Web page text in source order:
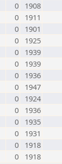
0
1908
0
1911
0
1901
0
1925
0
1939
0
1939
0
1936
0
1947
0
1924
0
1936
0
1935
0
1931
0
1918
0 1918